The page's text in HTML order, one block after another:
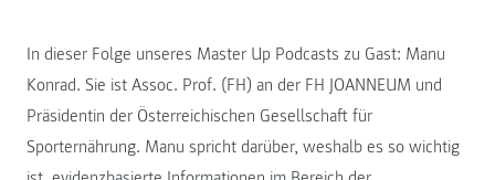
In dieser Folge unseres Master Up Podcasts zu Gast: Manu
Konrad. Sie ist Assoc. Prof. (FH) an der FH JOANNEUM und
Präsidentin der Österreichischen Gesellschaft für
Sporternährung. Manu spricht darüber, weshalb es so wichtig